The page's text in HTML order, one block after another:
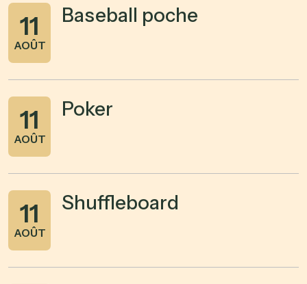
11
AOÛT
Baseball poche
11
AOÛT
Poker
11
AOÛT
Shuffleboard